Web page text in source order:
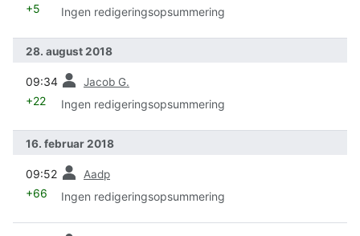
+5 Ingen redigeringsopsummering
28. august 2018
09:34 Jacob G.
+22 Ingen redigeringsopsummering
16. februar 2018
09:52 Aadp
+66 Ingen redigeringsopsummering